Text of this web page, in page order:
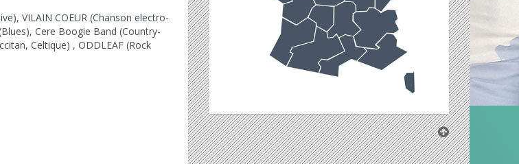
VILAIN COEUR (Chanson electro-
Cere Boogie Band (Country-
Celtique) , ODDLEAF (Rock